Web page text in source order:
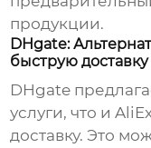
продукции.
DHgate:
быструю доставку
DHgate
услуги, что и
доставку. Это